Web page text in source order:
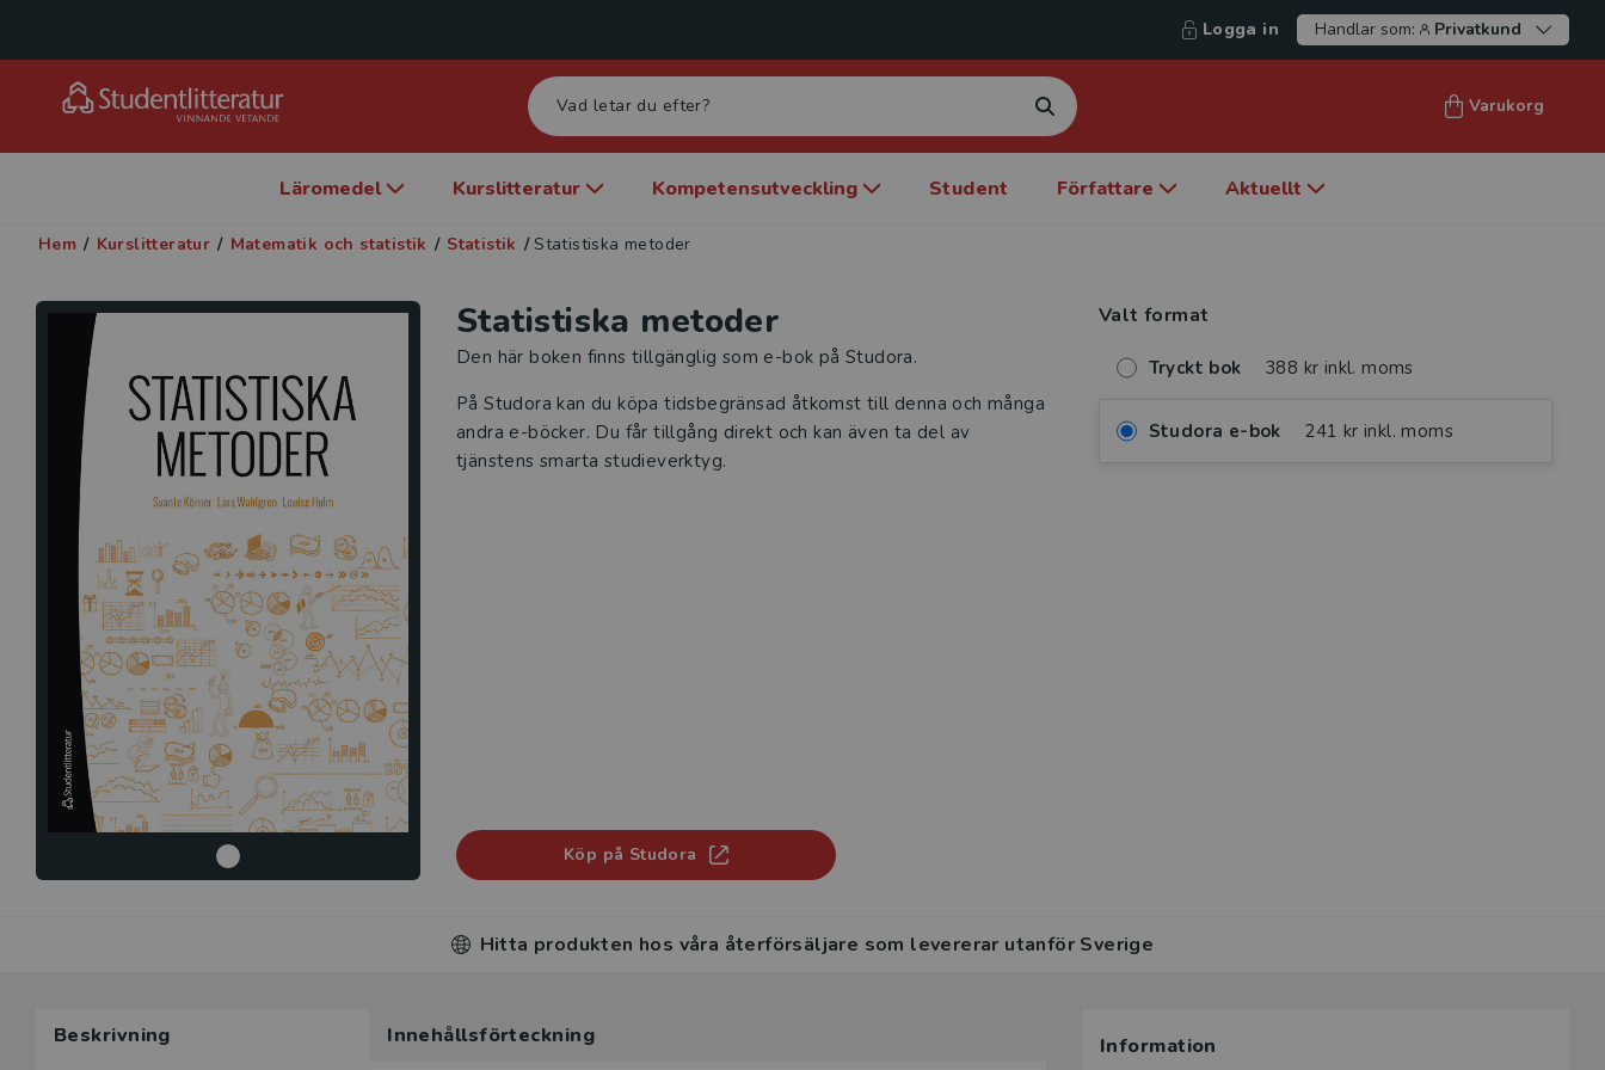
Logga in Handlar som: Privatkund
Varukorg
Läromedel Kurslitteratur Kompetensutveckling Student Författare Aktuellt
Hem / Kurslitteratur / Matematik och statistik / Statistik / Statistiska metoder
Statistiska metoder
Den här boken finns tillgänglig som e-bok på Studora.
På Studora kan du köpa tidsbegränsad åtkomst till denna och många
andra e-böcker. Du får tillgång direkt och kan även ta del av
tjänstens smarta studieverktyg.
Köp på Studora
Valt format
Tryckt bok 388 kr inkl. moms
Studora e-bok 241 kr inkl. moms
Hitta produkten hos våra återförsäljare som levererar utanför Sverige
Beskrivning Innehållsförteckning Information